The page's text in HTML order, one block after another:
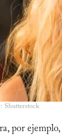
Shutterstock
por